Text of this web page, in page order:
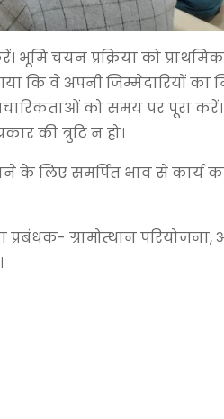
भूमि चयन प्रक्रिया को
कि वे अपनी जिम्मेदारियों का
को समय पर पूरा करें।
की त्रुटि न हो।
के लिए समर्पित भाव से कार्य
ग्रामोत्थान